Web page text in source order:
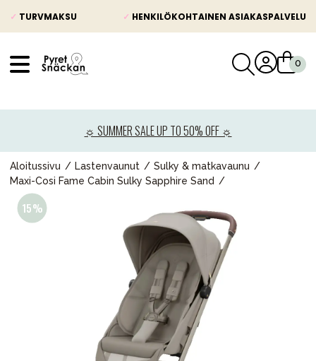
✓ TURVMAKSU ✓ HENKILÖKOHTAINEN ASIAKASPALVELU
☼ SUMMER SALE UP TO 50% OFF ☼
Aloitussivu Lastenvaunut
Sulky & matkavaunu
Maxi-Cosi Fame Cabin Sulky Sapphire Sand
Lastenvaunut
Lasten turvaistuimet
Lapsi & vauva
Lelut ja pelit
Äiti & Isä
Huonekalut & vuodevaatteet
Tarvikkeet
Varaosat